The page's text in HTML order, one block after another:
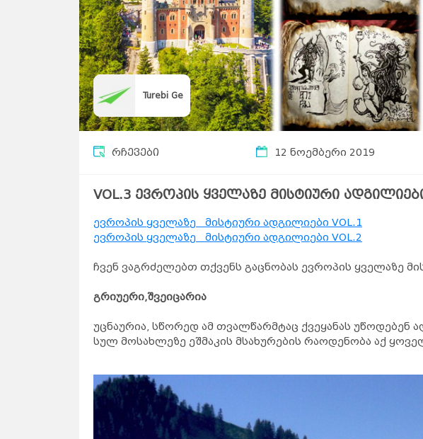
Turebi Ge
რჩევები 12 ნოემბერი 2019
VOL.3 ევროპის ყველაზე მისტიური
ევროპის ყველაზე მისტიური ადგილიები VOL.1
ევროპის ყველაზე მისტიური ადგილიები VOL.2
ჩვენ ვაგრძელებთ თქვენს გაცნობას ევროპის ყველაზე
გრიუერი,შვეიცარია
უცნაურია, სწორედ ამ თვალწარმტაც ქვეყანას
სულ მოსახლეზე ეშმაკის მსახურების რაოდენობა აქ